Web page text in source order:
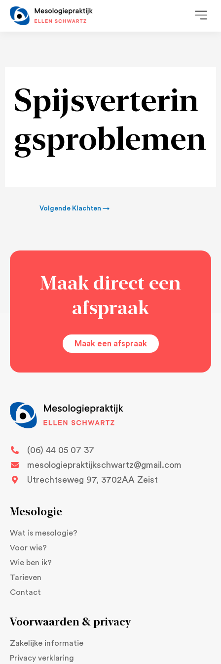
Ga
naar
Spijsverterin
gsproblemen
Volgende Klachten →
Maak direct een
afspraak
Maak een afspraak
(06) 44 05 07 37
mesologiepraktijkschwartz@gmail.com
Utrechtseweg 97, 3702AA Zeist
Mesologie
Wat is mesologie?
Voor wie?
Wie ben ik?
Tarieven
Contact
Voorwaarden & privacy
Zakelijke informatie
Privacy verklaring